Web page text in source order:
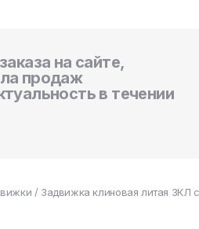
на сайте,
продаж
в течении
/ Задвижка клиновая литая ЗКЛ